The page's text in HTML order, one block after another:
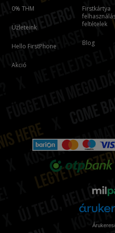
0% THM
Üzleteink
Hello FirstPhone
Akció
Firstkártya
feltételek
Blog